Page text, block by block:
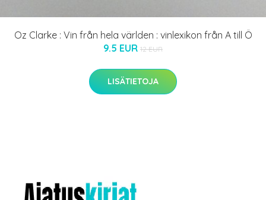
Oz Clarke : Vin från hela världen : vinlexikon från A till Ö
9.5 EUR 12 EUR
LISÄTIETOJA